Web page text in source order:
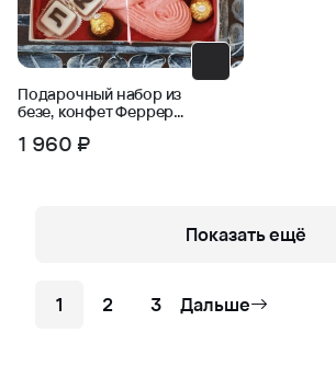
Подарочный набор из
безе, конфет Ферреро
Любимой
1 960 ₽
Показать ещё
1 2 3 Дальше